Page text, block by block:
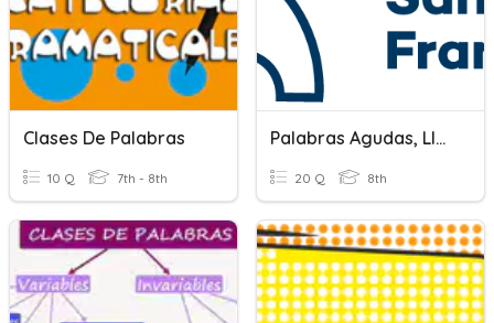
Clases De Palabras
10 Q 7th - 8th
Palabras Agudas, Llanas Y Esdrújulas.
20 Q 8th